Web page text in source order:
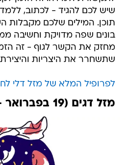
שיש לכם להגיד - לכתוב,
תוכן. המילים שלכם מקבלות
בונים שפה מדויקת וחשיבה
מחזק את הקשר לגוף - זה
שתשחרר את היצריות
לפרופיל המלא של מזל דלי
מזל דגים (19 בפברואר - 20 במרץ)